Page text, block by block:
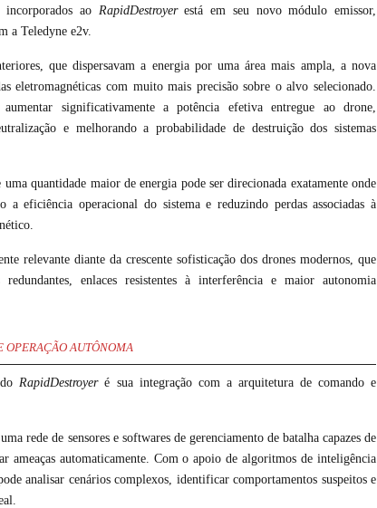
ao RapidDestroyerestá em seu novo módulo emissor,
a Teledyne e2v.
que dispersavam a energia por uma área mais ampla, a nova
eletromagnéticas com muito mais precisão sobre o alvo selecionado.
aumentar significativamente a potência efetiva entregue ao drone,
e melhorando a probabilidade de destruição dos sistemas
quantidade maior de energia pode ser direcionada exatamente onde
a eficiência operacional do sistema e reduzindo perdas associadas à
relevante diante da crescente sofisticação dos drones modernos, que
redundantes, enlaces resistentes à interferência e maior autonomia
AUTÔNOMA
RapidDestroyeré sua integração com a arquitetura de comando e
rede de sensores e softwares de gerenciamento de batalha capazes de
ameaças automaticamente. Com o apoio de algoritmos de inteligência
analisar cenários complexos, identificar comportamentos suspeitos e